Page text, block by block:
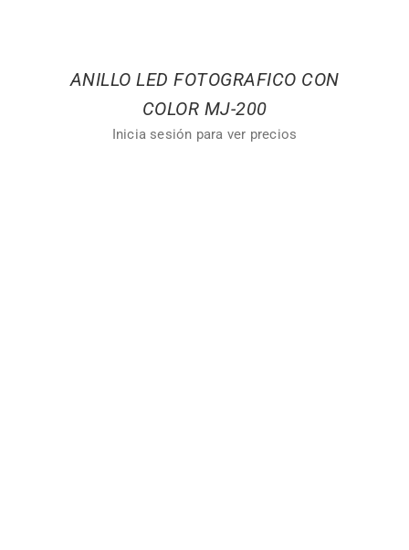
ANILLO LED FOTOGRAFICO CON
COLOR MJ-200
Inicia sesión para ver precios